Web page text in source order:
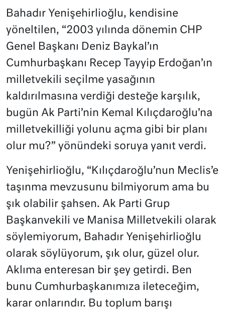
Bahadır Yenişehirlioğlu, kendisine
yöneltilen, “2003 yılında dönemin CHP
Genel Başkanı Deniz Baykal’ın
Cumhurbaşkanı Recep Tayyip Erdoğan’ın
milletvekili seçilme yasağının
kaldırılmasına verdiği desteğe karşılık,
bugün Ak Parti’nin Kemal Kılıçdaroğlu’na
milletvekilliği yolunu açma gibi bir planı
olur mu?” yönündeki soruya yanıt verdi.
Yenişehirlioğlu, “Kılıçdaroğlu’nun Meclis’e
taşınma mevzusunu bilmiyorum ama bu
şık olabilir şahsen. Ak Parti Grup
Başkanvekili ve Manisa Milletvekili olarak
söylemiyorum, Bahadır Yenişehirlioğlu
olarak söylüyorum, şık olur, güzel olur.
Aklıma enteresan bir şey getirdi. Ben
bunu Cumhurbaşkanımıza ileteceğim,
karar onlarındır. Bu toplum barışı